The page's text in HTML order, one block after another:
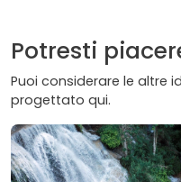
Potresti
Puoi considerare le altre
progettato qui.